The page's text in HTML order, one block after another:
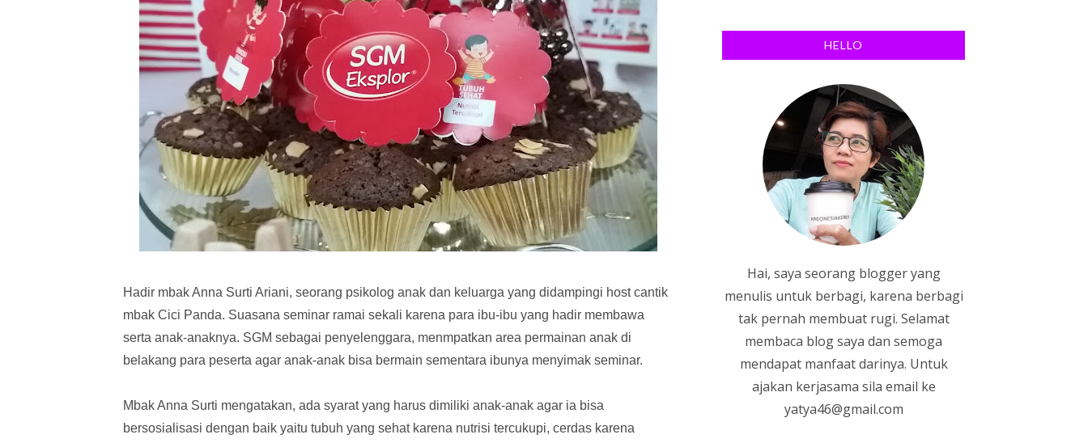
Hadir mbak Anna Surti Ariani, seorang psikolog anak dan keluarga yang didampingi host cantik
mbak Cici Panda. Suasana seminar ramai sekali karena para ibu-ibu yang hadir membawa
serta anak-anaknya. SGM sebagai penyelenggara, menmpatkan area permainan anak di
belakang para peserta agar anak-anak bisa bermain sementara ibunya menyimak seminar.
Mbak Anna Surti mengatakan, ada syarat yang harus dimiliki anak-anak agar ia bisa
bersosialisasi dengan baik yaitu tubuh yang sehat karena nutrisi tercukupi, cerdas karena
HELLO
Hai, saya seorang blogger yang
menulis untuk berbagi, karena berbagi
tak pernah membuat rugi. Selamat
membaca blog saya dan semoga
mendapat manfaat darinya. Untuk
ajakan kerjasama sila email ke
yatya46@gmail.com